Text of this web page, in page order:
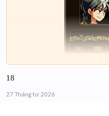
18
27 Tháng tư 2026